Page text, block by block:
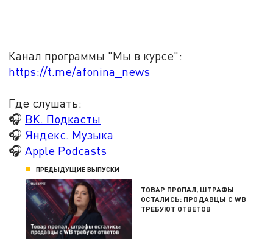
Канал программы "Мы в курсе":
https://t.me/afonina_news
Где слушать:
🎧 ВК. Подкасты
🎧 Яндекс. Музыка
🎧Apple Podcasts
ПРЕДЫДУЩИЕ ВЫПУСКИ
ТОВАР ПРОПАЛ, ШТРАФЫ
ОСТАЛИСЬ: ПРОДАВЦЫ С WB
ТРЕБУЮТ ОТВЕТОВ